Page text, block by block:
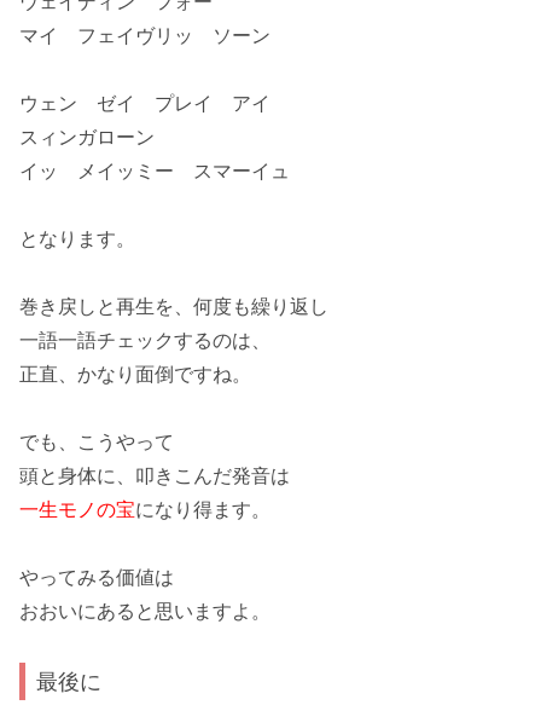
マイ フェイヴリッ ソーン
ウェン ゼイ プレイ アイ
スィンガローン
イッ メイッミー スマーイュ
となります。
巻き戻しと再生を、何度も繰り返し
一語一語チェックするのは、
正直、かなり面倒ですね。
でも、こうやって
頭と身体に、叩きこんだ発音は
一生モノの宝になり得ます。
やってみる価値は
おおいにあると思いますよ。
最後に